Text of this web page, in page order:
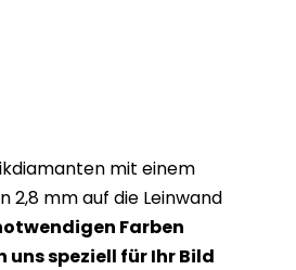
mit einem
2,8 mm auf die Leinwand
Farben
uns speziell für Ihr Bild